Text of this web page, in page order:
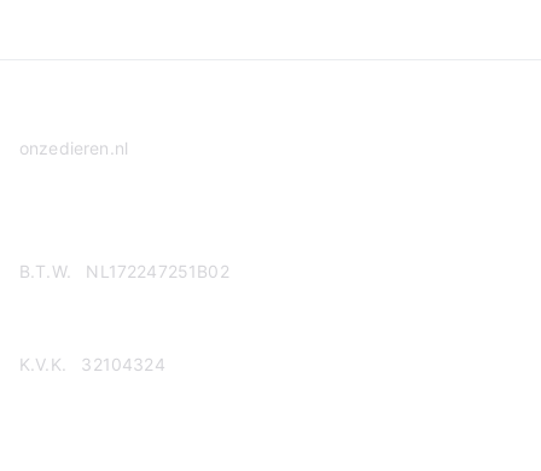
onzedieren.nl
B.T.W. NL172247251B02
K.V.K. 32104324